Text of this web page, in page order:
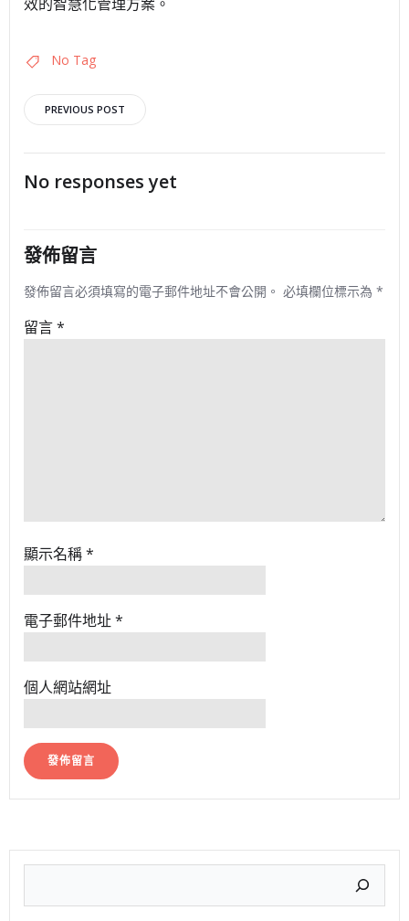
No Tag
文
章
導
覽
PREVIOUS POST
No responses yet
發佈留言
發佈留言必須填寫的電子郵件地址不會公開。 必填欄位標示為 *
留言*
顯示名稱*
電子郵件地址*
個人網站網址